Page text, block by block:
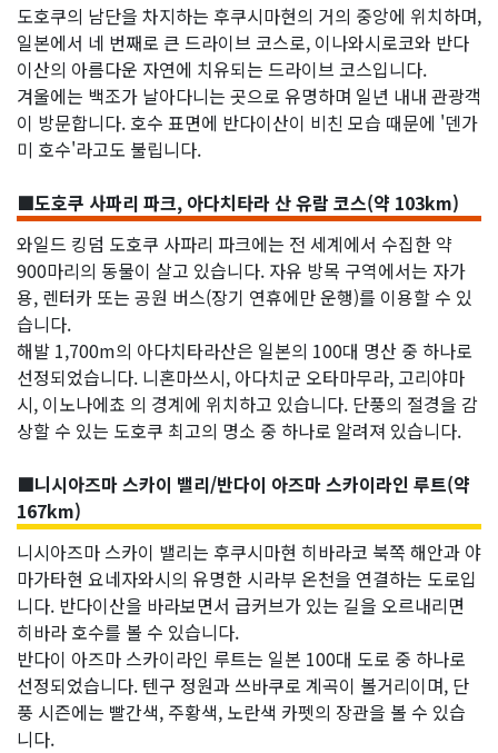
도호쿠의 남단을 차지하는 후쿠시마현의 거의 중앙에 위치하며,
일본에서 네 번째로 큰 드라이브 코스로, 이나와시로코와 반다
이산의 아름다운 자연에 치유되는 드라이브 코스입니다.
겨울에는 백조가 날아다니는 곳으로 유명하며 일년 내내 관광객
이 방문합니다. 호수 표면에 반다이산이 비친 모습 때문에 '덴가
미 호수'라고도 불립니다.
■도호쿠 사파리 파크, 아다치타라 산 유람 코스(약 103km)
와일드 킹덤 도호쿠 사파리 파크에는 전 세계에서 수집한 약
900마리의 동물이 살고 있습니다. 자유 방목 구역에서는 자가
용, 렌터카 또는 공원 버스(장기 연휴에만 운행)를 이용할 수 있
습니다.
해발 1,700m의 아다치타라산은 일본의 100대 명산 중 하나로
선정되었습니다. 니혼마쓰시, 아다치군 오타마무라, 고리야마
시, 이노나에쵸 의 경계에 위치하고 있습니다. 단풍의 절경을 감
상할 수 있는 도호쿠 최고의 명소 중 하나로 알려져 있습니다.
■니시아즈마 스카이 밸리/반다이 아즈마 스카이라인 루트(약
167km)
니시아즈마 스카이 밸리는 후쿠시마현 히바라코 북쪽 해안과 야
마가타현 요네자와시의 유명한 시라부 온천을 연결하는 도로입
니다. 반다이산을 바라보면서 급커브가 있는 길을 오르내리면
히바라 호수를 볼 수 있습니다.
반다이 아즈마 스카이라인 루트는 일본 100대 도로 중 하나로
선정되었습니다. 텐구 정원과 쓰바쿠로 계곡이 볼거리이며, 단
풍 시즌에는 빨간색, 주황색, 노란색 카펫의 장관을 볼 수 있습
니다.